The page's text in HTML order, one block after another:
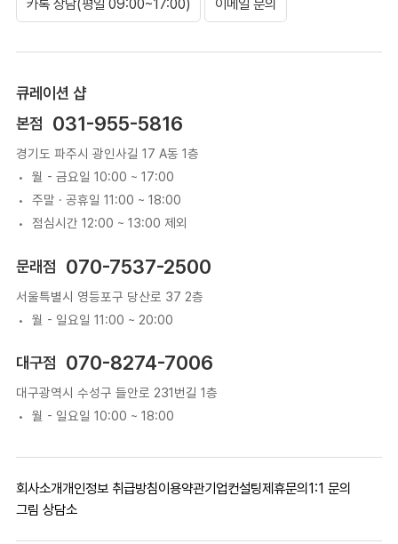
카톡 상담(평일 09:00~17:00) 이메일 문의
큐레이션 샵
본점
031-955-5816
경기도 파주시 광인사길 17 A동 1층
월 - 금요일 10:00 ~ 17:00
주말 · 공휴일 11:00 ~ 18:00
점심시간 12:00 ~ 13:00 제외
문래점 070-7537-2500
서울특별시 영등포구 당산로 37 2층
월 - 일요일 11:00 ~ 20:00
대구점 070-8274-7006
대구광역시 수성구 들안로 231번길 1층
월 - 일요일 10:00 ~ 18:00
회사소개개인정보 취급방침이용약관기업컨설팅제휴문의1:1 문의
그림 상담소